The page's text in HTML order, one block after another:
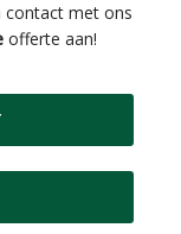
contact met ons
offerte aan!